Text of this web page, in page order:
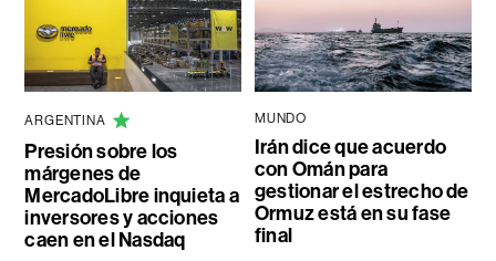
ARGENTINA
Presión sobre los
márgenes de
MercadoLibre inquieta a
inversores y acciones
caen en el Nasdaq
MUNDO
Irán dice que acuerdo
con Omán para
gestionar el estrecho de
Ormuz está en su fase
final